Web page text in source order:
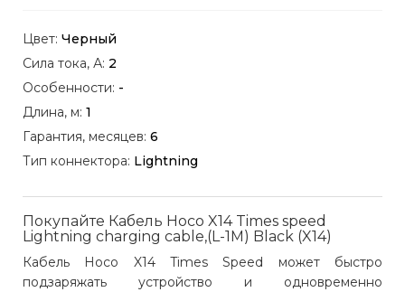
Цвет: Черный
Сила тока, А: 2
Особенности: -
Длина, м: 1
Гарантия, месяцев: 6
Тип коннектора: Lightning
Покупайте Кабель Hoco X14 Times speed
Lightning charging cable,(L-1M) Black (X14)
Кабель Hoco X14 Times Speed может быстро
подзаряжать устройство и одновременно